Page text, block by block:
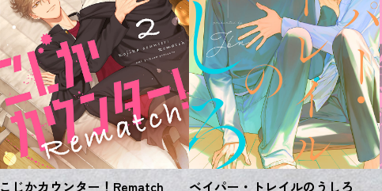
こじかカウンター！Rematch
ベイパー・トレイルのうしろ